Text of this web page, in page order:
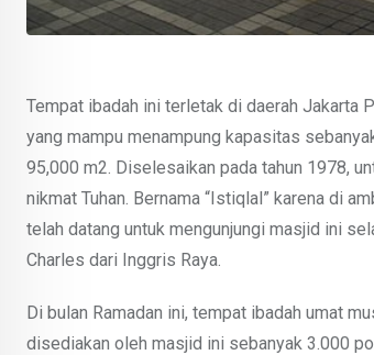
Tempat ibadah ini terletak di daerah Jakarta
yang mampu menampung kapasitas
95,000 m2. Diselesaikan pada tahun 1978,
nikmat Tuhan. Bernama “Istiqlal” karena di
telah datang untuk mengunjungi masjid ini
Charles dari Inggris Raya.
Di bulan Ramadan ini, tempat ibadah umat
disediakan oleh masjid ini sebanyak 3.000